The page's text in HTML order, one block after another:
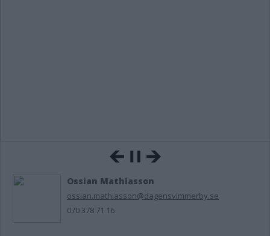
Ossian Mathiasson
ossian.mathiasson@dagensvimmerby.se
070 378 71 16